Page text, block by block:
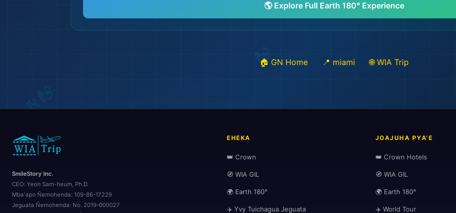
🌎 Explore Full Earth 180° Experience
🏠 GN Home 📍 miami 🌐 WIA Trip
SmileStory Inc.
CEO: Yeon Sam-heum, Ph.D.
Mba'apo Ñemohenda: 109-86-17229
Jeguata Ñemohenda: No. 2019-000027
EHEKA
👑 Crown
🧭 WIA GIL
🌍 Earth 180°
✈️ Yvy Tuichagua Jeguata
JOAJUHA PYA'E
👑 Crown Hotels
🧭 WIA GIL
🌍 Earth 180°
✈️ World Tour